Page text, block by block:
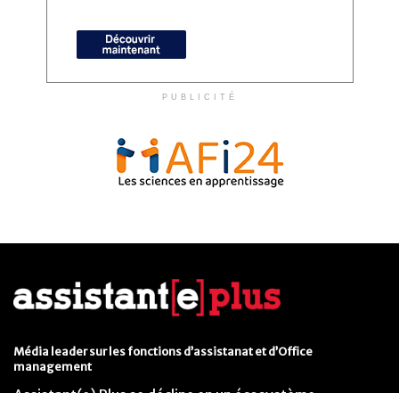
PUBLICITÉ
Média leader sur les fonctions d’assistanat et d’Office
management